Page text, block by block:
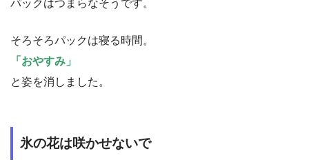
パックはつまらなそうです。
そろそろパックは寝る時間。
「おやすみ」
と姿を消しました。
氷の花は咲かせないで